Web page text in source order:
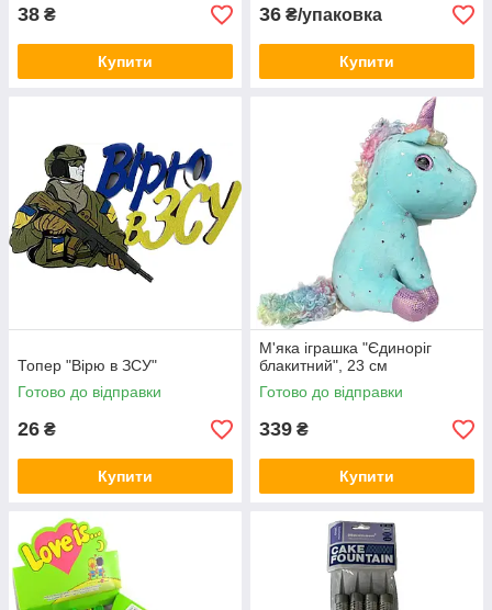
38 ₴
Купити
36 ₴/упаковка
Купити
Топер "Вірю в ЗСУ"
Готово до відправки
26 ₴
Купити
М'яка іграшка "Єдиноріг
блакитний", 23 см
Готово до відправки
339 ₴
Купити